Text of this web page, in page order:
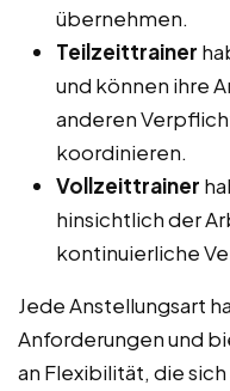
übernehmen.
Teilzeittrainer
und können ihre
anderen
koordinieren.
Vollzeittrainer
hinsichtlich der
kontinuierliche
Jede Anstellungsart
Anforderungen und
an Flexibilität, die